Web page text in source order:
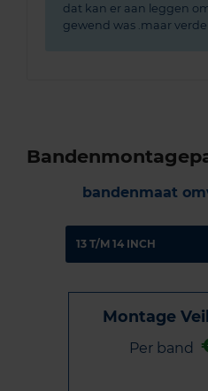
dat kan er aan leggen
gewend was .maar
bandenmaat
Montage
Per band